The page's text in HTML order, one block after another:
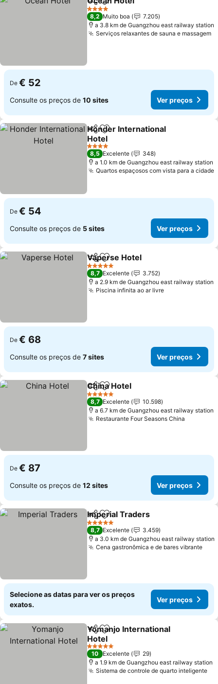
PartilharAdicionar aos favoritos
4 Estrelas
8,2 Muito boa
7.205
a 3.8 km de Guangzhou east railway station
Serviços relaxantes de sauna e massagem
De € 52
Consulte os preços de 10 sites Ver preços
PartilharAdicionar aos favoritos
Honder International
Hotel
Ver preços
4 Estrelas
8,5 Excelente
348
a 1.0 km de Guangzhou east railway station
Quartos espaçosos com vista para a cidade
De € 54
Consulte os preços de 5 sites Ver preços
PartilharAdicionar aos favoritos
Vaperse Hotel
5 Estrelas
8,7 Excelente
3.752
a 2.9 km de Guangzhou east railway station
Piscina infinita ao ar livreVer preços
De € 68
Consulte os preços de 7 sites Ver preços
PartilharAdicionar aos favoritos
China Hotel
5 Estrelas
8,7 Excelente
10.598
a 6.7 km de Guangzhou east railway station
Restaurante Four Seasons China
De € 87
Consulte os preços de 12 sites Ver preços
PartilharAdicionar aos favoritos
Imperial Traders
5 Estrelas
8,7 Excelente
3.459
a 3.0 km de Guangzhou east railway station
Cena gastronômica e de bares vibranteVer
Selecione as datas para ver os preços
exatos.
Ver preços
PartilharAdicionar aos favoritos
Yomanjo International
Hotel
Ver preços
5 Estrelas
10 Excelente
29
a 1.9 km de Guangzhou east railway station
Sistema de controle de quarto inteligente